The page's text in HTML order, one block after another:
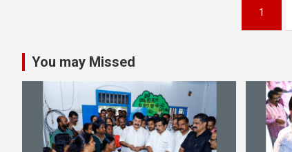
1
You may Missed